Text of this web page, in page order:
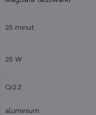
25 minut
25 W
Qi2.2
aluminium